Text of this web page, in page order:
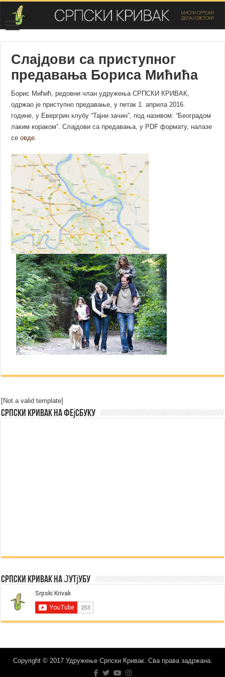
Слајдови са приступног
предавања Бориса Мићића
Борис Мићић, редовни члан удружења СРПСКИ КРИВАК,
одржао је приступно предавање,у петак 1. априла 2016.
године,у Евергрин клубу “Тајни зачин”, под називом: “Београдом
лаким кораком”. Слајдови са предавања, у PDF формату, налазе
сеовде
[Not a valid template]
Српски Кривак на Фејсбуку
Српски Кривак на Јутјубу
Copyright © 2017 Удружење Српски Кривак. Сва права задржана.